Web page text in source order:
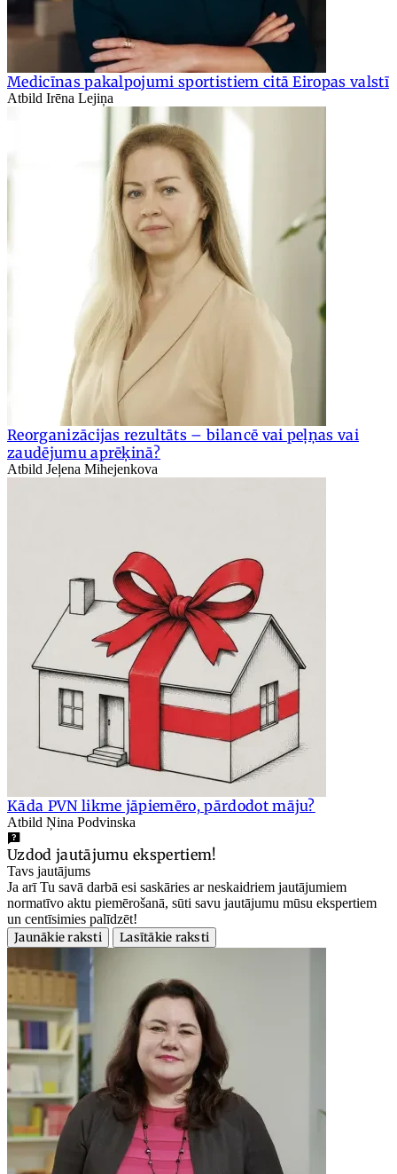
Medicīnas pakalpojumi sportistiem citā Eiropas valstī
Atbild Irēna Lejiņa
Reorganizācijas rezultāts – bilancē vai peļņas vai
zaudējumu aprēķinā?
Atbild Jeļena Mihejenkova
Kāda PVN likme jāpiemēro, pārdodot māju?
Atbild Ņina Podvinska
Uzdod jautājumu ekspertiem!
Tavs jautājums
Ja arī Tu savā darbā esi saskāries ar neskaidriem jautājumiem
normatīvo aktu piemērošanā, sūti savu jautājumu mūsu ekspertiem
un centīsimies palīdzēt!
Jaunākie raksti
Lasītākie raksti